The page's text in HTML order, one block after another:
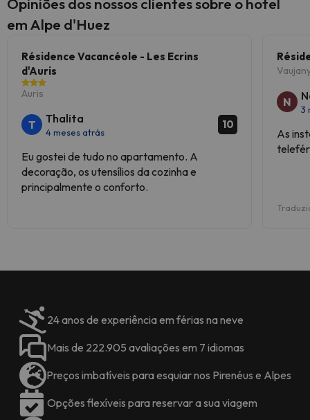
em Alpe d'Huez
Résidence Vacancéole - Les Ecrins
d'Auris
Auris
T Thalita
4 meses atrás
10
Eu gostei de tudo no apartamento. A
decoração, os utensílios da cozinha e
principalmente o conforto.
N
3
As
24 anos de experiência em férias na neve
Mais de 222.905 avaliações em 7 idiomas
Preços imbatíveis para esquiar nos Pirenéus e Alpes
Opções flexíveis para reservar a sua viagem